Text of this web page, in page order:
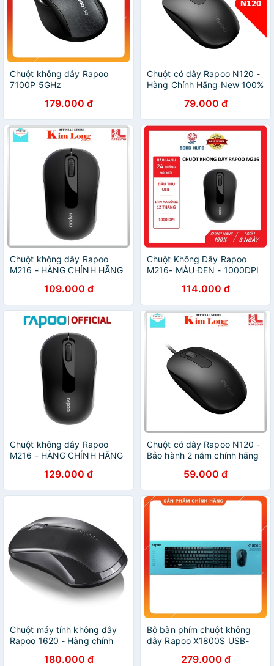
Chuột không dây Rapoo
7100P 5GHz
179.000 đ
Chuột có dây Rapoo N120 -
Hàng Chính Hãng New 100%
79.000 đ
Chuột không dây Rapoo
M216 - HÀNG CHÍNH HÃNG
109.000 đ
Chuột Không Dây Rapoo
M216- MÀU ĐEN - 1000DPI
HÀNH 24 THÁNG ĐỔI MỚI
114.000 đ
Chuột không dây Rapoo
M216 - HÀNG CHÍNH HÃNG
129.000 đ
Chuột có dây Rapoo N120 -
Bảo hành 2 năm chính hãng
59.000 đ
Chuột máy tính không dây
Rapoo 1620 - Hàng chính
180.000 đ
Bộ bàn phím chuột không
dây Rapoo X1800S USB-
279.000 đ